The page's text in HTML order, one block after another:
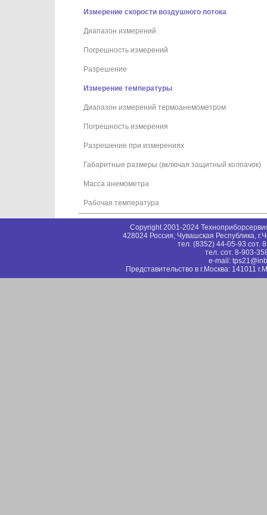
Измерение скорости воздушного потока
Диапазон измерений
Погрешность измерений
Разрешение
Измерение температуры
Диапазон измерений термоанемометром
Погрешность измерения
Разрешение при измерениях
Габаритные размеры (включая защитный колпачок)
Масса анемометра
Рабочая температура
Copyright 2001-2024
428024 Россия, Чувашская Республика,
тел. (8352) 44-05-93 сот.
тел. сот. 8-903-
e-mail:
Представительство в г.Москва: 141011